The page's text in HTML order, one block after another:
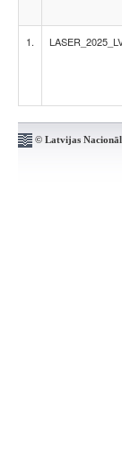
1.
© Latvijas